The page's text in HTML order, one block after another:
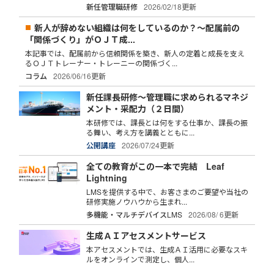
新任管理職研修
2026/02/18更新
新人が辞めない組織は何をしているのか？～配属前の
「関係づくり」がＯＪＴ成...
本記事では、配属前から信頼関係を築き、新人の定着と成長を支え
るＯＪＴトレーナー・トレーニーの関係づく...
コラム
2026/06/16更新
新任課長研修～管理職に求められるマネジ
メント・采配力（２日間）
本研修では、課長とは何をする仕事か、課長の振
る舞い、考え方を講義とともに...
公開講座
2026/07/24更新
全ての教育がこの一本で完結 Leaf
Lightning
LMSを提供する中で、お客さまのご要望や当社の
研修実施ノウハウから生まれ...
多機能・マルチデバイスLMS
2026/08/ 6更新
生成ＡＩアセスメントサービス
本アセスメントでは、生成ＡＩ活用に必要なスキ
ルをオンラインで測定し、個人...